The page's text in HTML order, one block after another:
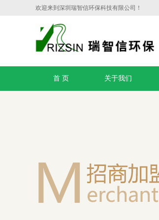
欢迎来到深圳瑞智信环保科技有限公司！
首 页 关于我们